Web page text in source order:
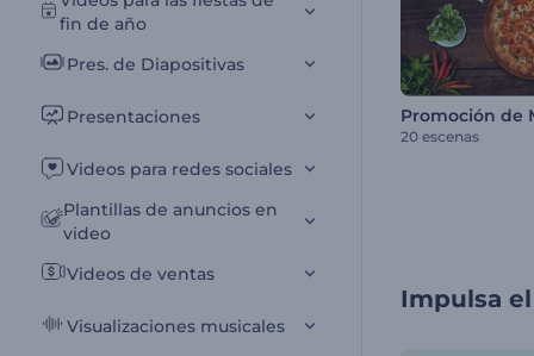
fin de año
Pres. de Diapositivas
Presentaciones
Videos para redes sociales
Plantillas de anuncios en
video
Videos de ventas
Visualizaciones musicales
20 escenas
Impulsa